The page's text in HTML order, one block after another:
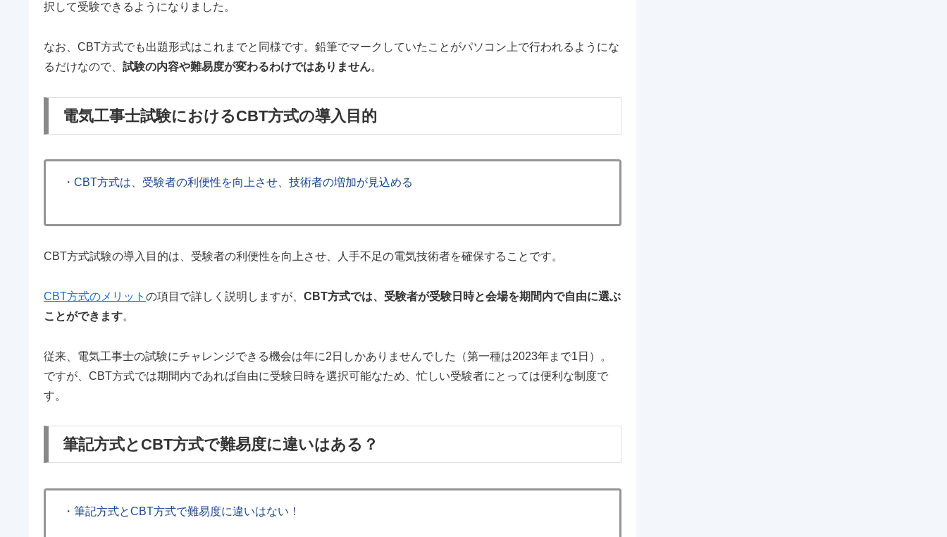
択して受験できるようになりました。
なお、CBT方式でも出題形式はこれまでと同様です。鉛筆でマークしていたことがパソコン上で行われるようにな
るだけなので、 試験の内容や難易度が変わるわけではありません。
電気工事士試験におけるCBT方式の導入目的
・CBT方式は、受験者の利便性を向上させ、技術者の増加が見込める
CBT方式試験の導入目的は、受験者の利便性を向上させ、人手不足の電気技術者を確保することです。
CBT方式のメリット の項目で詳しく説明しますが、 CBT方式では、受験者が受験日時と会場を期間内で自由に選ぶ
ことができます。
従来、電気工事士の試験にチャレンジできる機会は年に2日しかありませんでした（第一種は2023年まで1日）。
ですが、CBT方式では期間内であれば自由に受験日時を選択可能なため、忙しい受験者にとっては便利な制度で
す。
筆記方式とCBT方式で難易度に違いはある？
・筆記方式とCBT方式で難易度に違いはない！